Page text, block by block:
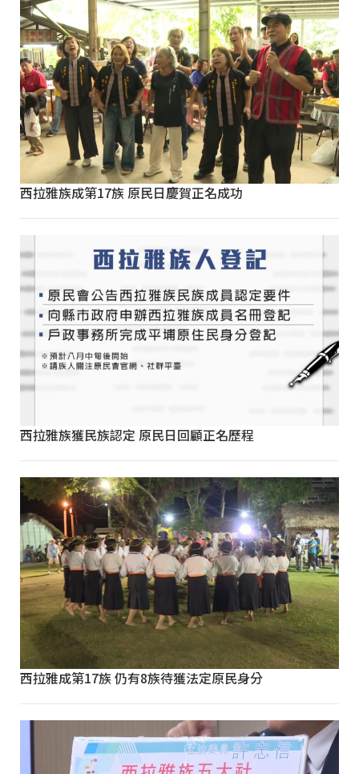
西拉雅族成第17族 原民日慶賀正名成功
西拉雅族獲民族認定 原民日回顧正名歷程
西拉雅成第17族 仍有8族待獲法定原民身分